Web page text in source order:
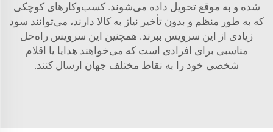
شده و به موقع تحویل داده می‌شوند. کسب‌وکارهای کوچکی
که به طور منظم و بدون تأخیر نیاز به کالا دارند، می‌توانند سود
زیادی از این سرویس ببرند. همچنین این سرویس راه‌حل
مناسبی برای افرادی است که می‌خواهند هدایا یا اقلام
شخصی خود را به نقاط مختلف جهان ارسال کنند.